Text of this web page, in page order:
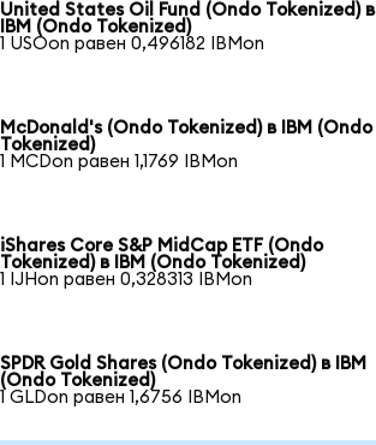
United States Oil Fund (Ondo Tokenized) в
IBM (Ondo Tokenized)
1 USOon равен 0,496182 IBMon
McDonald's (Ondo Tokenized) в IBM (Ondo
Tokenized)
1 MCDon равен 1,1769 IBMon
iShares Core S&P MidCap ETF (Ondo
Tokenized) в IBM (Ondo Tokenized)
1 IJHon равен 0,328313 IBMon
SPDR Gold Shares (Ondo Tokenized) в IBM
(Ondo Tokenized)
1 GLDon равен 1,6756 IBMon